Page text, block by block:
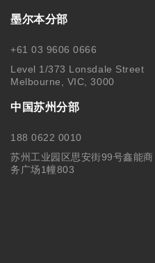
墨尔本分部
+61 03 9606 0666
Level 1/373 Lonsdale Street
Melbourne, VIC, 3000
中国苏州分部
188 0622 0010
苏州工业园区思安街99号鑫能商
务广场1幢803